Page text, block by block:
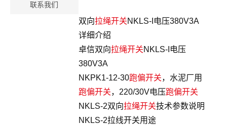
联系我们
双向拉绳开关NKLS-I电压380V3A
详细介绍
卓信双向拉绳开关NKLS-I电压
380V3A
NKPK1-12-30跑偏开关，水泥厂用
跑偏开关，220/30V电压跑偏开关
NKLS-2双向拉绳开关技术参数说明
NKLS-2拉线开关用途